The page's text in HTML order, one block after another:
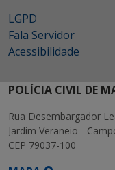
LGPD
Fala Servidor
Acessibilidade
POLÍCIA CIVIL DE
Rua Desembargador
Jardim Veraneio -
CEP 79037-100